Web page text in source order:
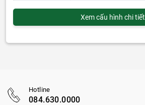
Xem cấu hình chi tiết
Hotline
084.630.0000